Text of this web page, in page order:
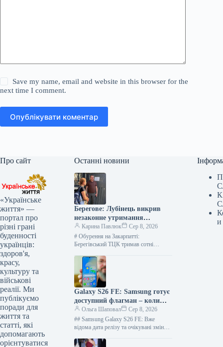
Save my name, email and website in this browser for the
next time I comment.
Опублікувати коментар
Про сайт
«Українське
життя» —
портал про
різні грані
буденності
українців:
здоров'я,
красу,
культуру та
військові
реалії. Ми
публікуємо
поради для
життя та
статті, які
допомагають
орієнтуватися
Останні новини
Берегове: Лубінець викрив
незаконне утримання
чоловіків з відстрочкою у
ТЦК
Карина Павлюк
Сер 8, 2026
# Обурення на Закарпатті:
Берегівський ТЦК тримав сотні
законних відстрочок Масштабні
порушення прав громадян були
виявлені…
Galaxy S26 FE: Samsung готує
доступний флагман – коли
чекати на презентацію
Ольга Шаповал
Сер 8, 2026
## Samsung Galaxy S26 FE: Вже
відома дата релізу та очікувані зміни
оновлену версію свого
и